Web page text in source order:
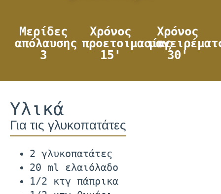
Μερίδες
απόλαυσης
3
Χρόνος
προετοιμασίας
15'
Χρόνος
30'
Υλικά
Για τις γλυκοπατάτες
2 γλυκοπατάτες
20 ml ελαιόλαδο
1/2 κτγ πάπρικα